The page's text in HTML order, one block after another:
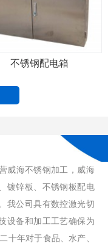
不锈钢配电箱
海不锈钢加工，威海
镀锌板、不锈钢板配电
我公司具有数控激光切
设备和加工工艺确保为
年对于食品、水产、